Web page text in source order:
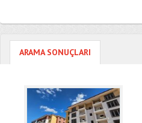
ARAMA SONUÇLARI